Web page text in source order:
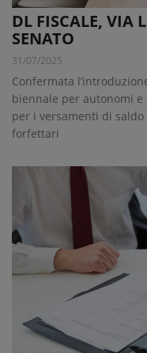
DL FISCALE, VIA
SENATO
31/07/2025
Confermata
biennale per autonomi e
per i versamenti di saldo
forfettari